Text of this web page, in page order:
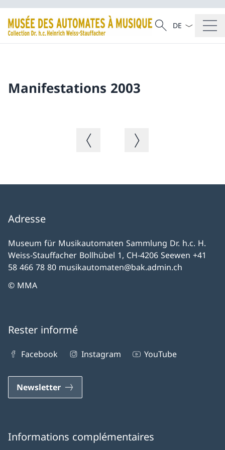
Recherche
Recherche
La langue
Manifestations 2003
Image précédenteImage suivante
Adresse
Museum für Musikautomaten Sammlung Dr. h.c. H.
Weiss-Stauffacher Bollhübel 1, CH-4206 Seewen +41
58 466 78 80 musikautomaten@bak.admin.ch
© MMA
Rester informé
Facebook Instagram YouTube
Newsletter
Informations complémentaires